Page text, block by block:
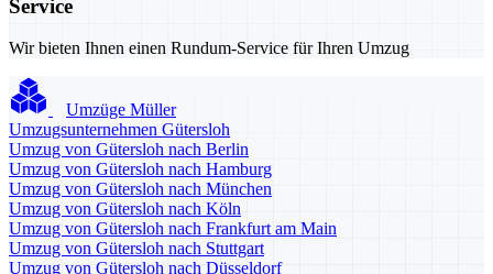
Service
Wir bieten Ihnen einen Rundum-Service für Ihren Umzug
Umzüge Müller
Umzugsunternehmen Gütersloh
Umzug von Gütersloh nach Berlin
Umzug von Gütersloh nach Hamburg
Umzug von Gütersloh nach München
Umzug von Gütersloh nach Köln
Umzug von Gütersloh nach Frankfurt am Main
Umzug von Gütersloh nach Stuttgart
Umzug von Gütersloh nach Düsseldorf